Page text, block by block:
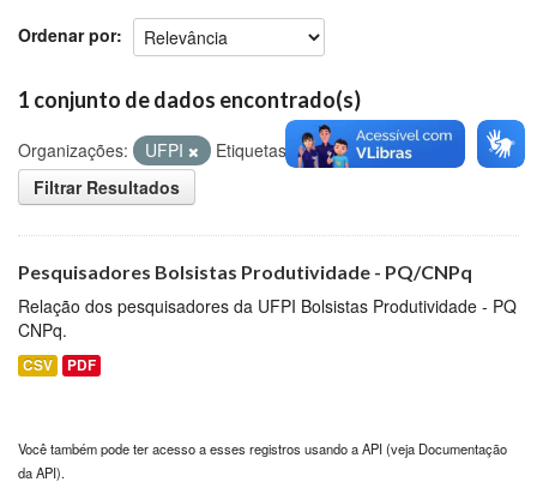
Ordenar por
1 conjunto de dados encontrado(s)
Organizações: UFPI Etiquetas:
pessoal
Filtrar Resultados
Pesquisadores Bolsistas Produtividade - PQ/CNPq
Relação dos pesquisadores da UFPI Bolsistas Produtividade - PQ
CNPq.
CSV PDF
Você também pode ter acesso a esses registros usando aAPI(veja Documentação
da API).